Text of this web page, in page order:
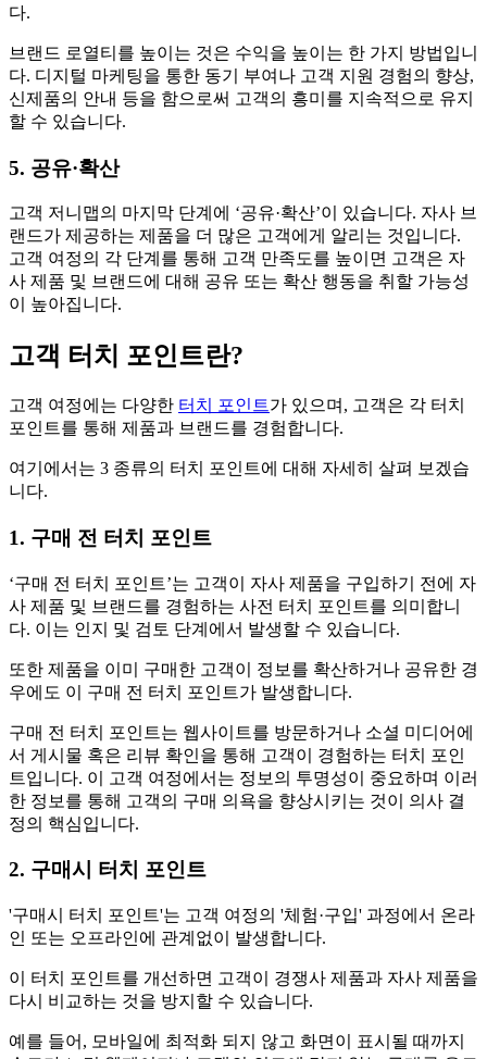
다.
브랜드 로열티를 높이는 것은 수익을 높이는 한 가지 방법입니
다. 디지털 마케팅을 통한 동기 부여나 고객 지원 경험의 향상,
신제품의 안내 등을 함으로써 고객의 흥미를 지속적으로 유지
할 수 있습니다.
5. 공유·확산
고객 저니맵의 마지막 단계에 ‘공유·확산’이 있습니다. 자사 브
랜드가 제공하는 제품을 더 많은 고객에게 알리는 것입니다.
고객 여정의 각 단계를 통해 고객 만족도를 높이면 고객은 자
사 제품 및 브랜드에 대해 공유 또는 확산 행동을 취할 가능성
이 높아집니다.
고객 터치 포인트란?
고객 여정에는 다양한 터치 포인트가 있으며, 고객은 각 터치
포인트를 통해 제품과 브랜드를 경험합니다.
여기에서는 3 종류의 터치 포인트에 대해 자세히 살펴 보겠습
니다.
1. 구매 전 터치 포인트
‘구매 전 터치 포인트’는 고객이 자사 제품을 구입하기 전에 자
사 제품 및 브랜드를 경험하는 사전 터치 포인트를 의미합니
다. 이는 인지 및 검토 단계에서 발생할 수 있습니다.
또한 제품을 이미 구매한 고객이 정보를 확산하거나 공유한 경
우에도 이 구매 전 터치 포인트가 발생합니다.
구매 전 터치 포인트는 웹사이트를 방문하거나 소셜 미디어에
서 게시물 혹은 리뷰 확인을 통해 고객이 경험하는 터치 포인
트입니다. 이 고객 여정에서는 정보의 투명성이 중요하며 이러
한 정보를 통해 고객의 구매 의욕을 향상시키는 것이 의사 결
정의 핵심입니다.
2. 구매시 터치 포인트
'구매시 터치 포인트'는 고객 여정의 '체험·구입' 과정에서 온라
인 또는 오프라인에 관계없이 발생합니다.
이 터치 포인트를 개선하면 고객이 경쟁사 제품과 자사 제품을
다시 비교하는 것을 방지할 수 있습니다.
예를 들어, 모바일에 최적화 되지 않고 화면이 표시될 때까지